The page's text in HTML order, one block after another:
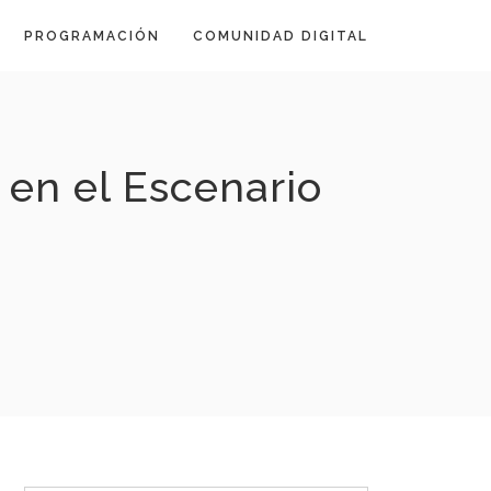
PROGRAMACIÓN COMUNIDAD DIGITAL
el Escenario